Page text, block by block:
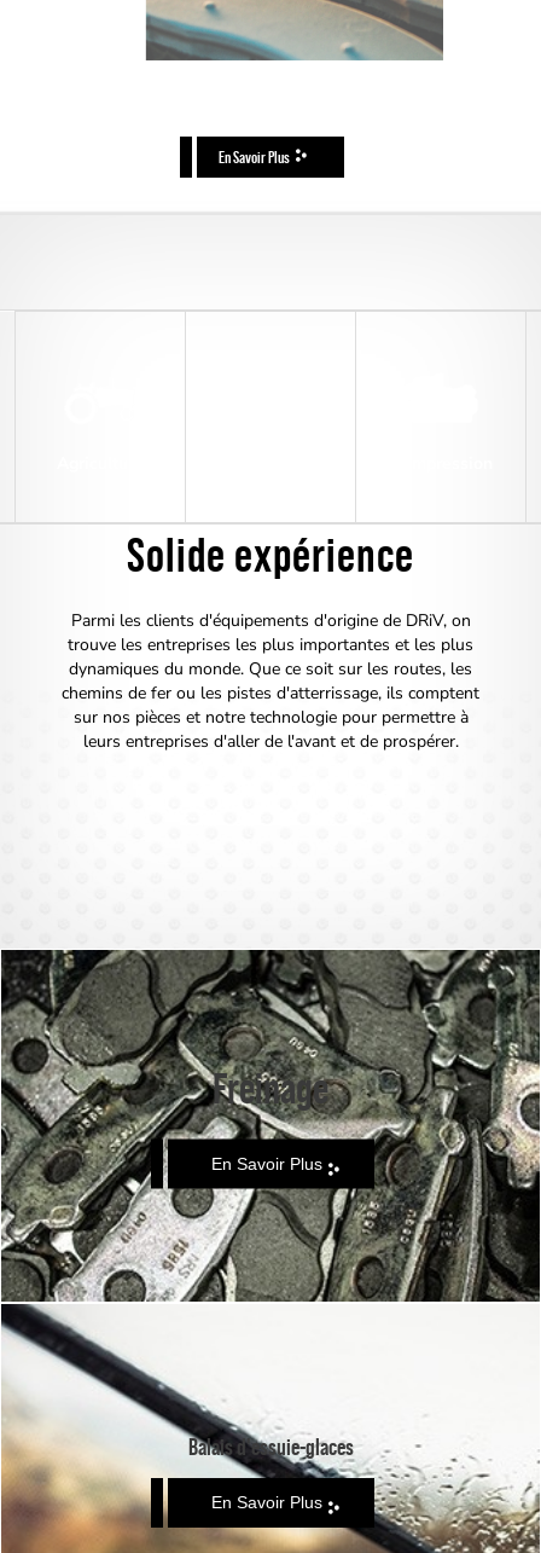
En Savoir Plus
Solide expérience
Parmi les clients d'équipements d'origine de DRiV, on
trouve les entreprises les plus importantes et les plus
dynamiques du monde. Que ce soit sur les routes, les
chemins de fer ou les pistes d'atterrissage, ils comptent
sur nos pièces et notre technologie pour permettre à
leurs entreprises d'aller de l'avant et de prospérer.
Freinage
En Savoir Plus
Balais d'essuie-glaces
En Savoir Plus